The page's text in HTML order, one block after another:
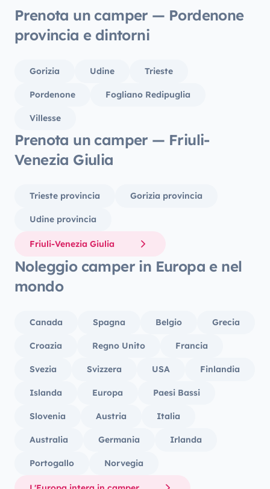
Prenota un camper — Pordenone
provincia e dintorni
Gorizia Udine Trieste
Pordenone Fogliano Redipuglia
Villesse
Prenota un camper — Friuli-
Venezia Giulia
Trieste provincia Gorizia provincia
Udine provincia
Friuli-Venezia Giulia
Noleggio camper in Europa e nel
mondo
Canada Spagna Belgio Grecia
Croazia Regno Unito Francia
Svezia Svizzera USA Finlandia
Islanda Europa Paesi Bassi
Slovenia Austria Italia
Australia Germania Irlanda
Portogallo Norvegia